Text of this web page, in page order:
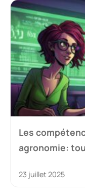
Les
agronomie:
23 juillet 2025